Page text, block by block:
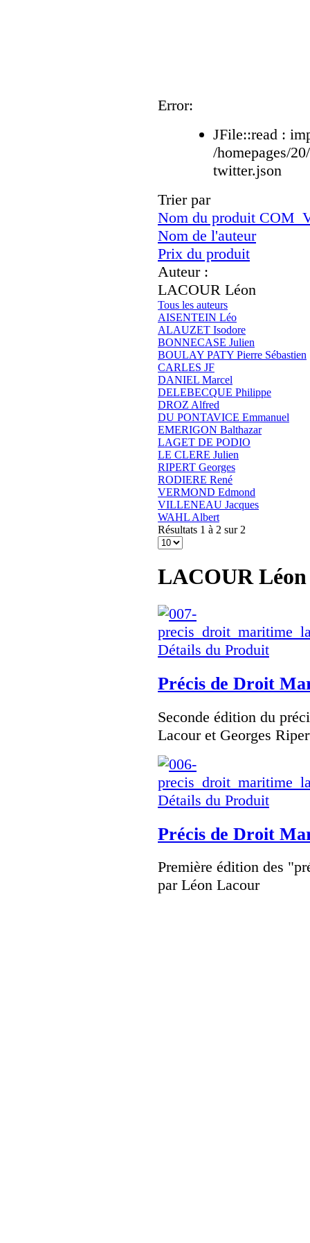
Error:
JFile::read :
/homepages/
twitter.json
Trier par
Nom du produit
Nom de l'auteur
Prix du produit
Auteur :
LACOUR Léon
Tous les auteurs
AISENTEIN Léo
ALAUZET Isodore
BONNECASE Julien
BOULAY PATY Pierre Sébastien
CARLES JF
DANIEL Marcel
DELEBECQUE Philippe
DROZ Alfred
DU PONTAVICE Emmanuel
EMERIGON Balthazar
LAGET DE PODIO
LE CLERE Julien
RIPERT Georges
RODIERE René
VERMOND Edmond
VILLENEAU Jacques
WAHL Albert
Résultats 1 à 2 sur 2
LACOUR Léon
Détails du Produit
Précis de Droit
Seconde édition du
Lacour et Georges
Détails du Produit
Précis de Droit
Première édition des
par Léon Lacour